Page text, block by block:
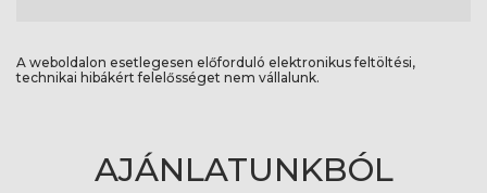
A weboldalon esetlegesen előforduló elektronikus feltöltési,
technikai hibákért felelősséget nem vállalunk.
AJÁNLATUNKBÓL